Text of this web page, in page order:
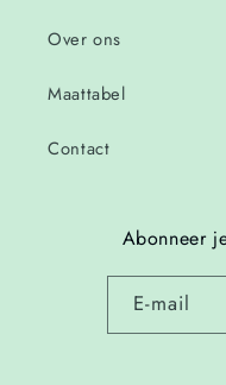
Over ons
Maattabel
Contact
Abonneer
E‑mail